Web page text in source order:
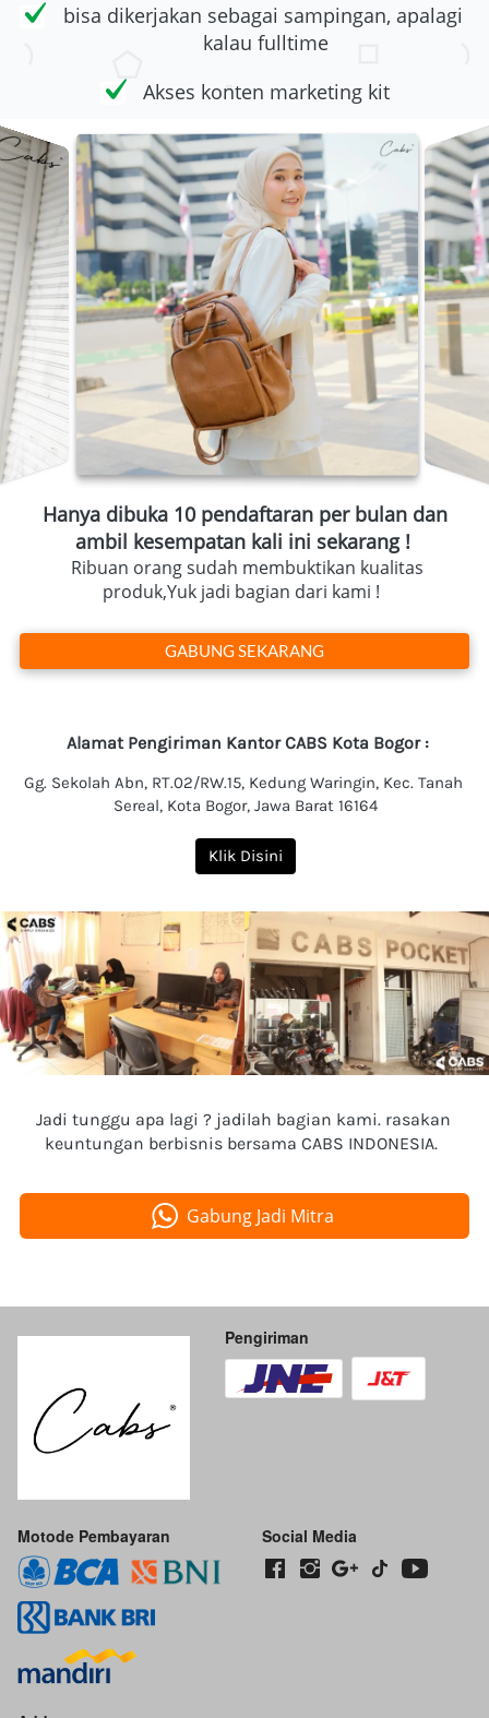
bisa dikerjakan sebagai sampingan, apalagi
kalau fulltime
Akses konten marketing kit
Hanya dibuka 10 pendaftaran per bulan dan
ambil kesempatan kali ini sekarang !
produk,Yuk jadi bagian dari kami !
`
GABUNG SEKARANG
Alamat Pengiriman Kantor CABS Kota Bogor :
Gg. Sekolah Abn, RT.02/RW.15, Kedung Waringin, Kec. Tanah
Sereal, Kota Bogor, Jawa Barat 16164
Klik Disini
Jadi tunggu apa lagi ? jadilah bagian kami. rasakan
keuntungan berbisnis bersama CABS INDONESIA.
` Gabung Jadi Mitra
Pengiriman
Motode Pembayaran Social Media